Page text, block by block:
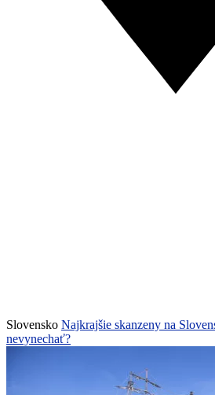
Slovensko Najkrajšie skanzeny na
nevynechať?